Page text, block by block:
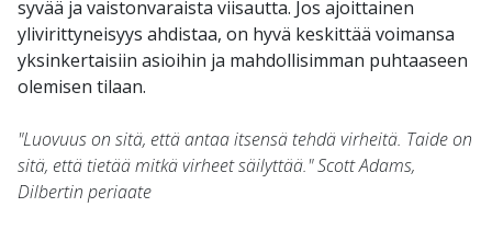
syvää ja vaistonvaraista viisautta. Jos ajoittainen
ylivirittyneisyys ahdistaa, on hyvä keskittää voimansa
yksinkertaisiin asioihin ja mahdollisimman puhtaaseen
olemisen tilaan.
"Luovuus on sitä, että antaa itsensä tehdä virheitä. Taide on
sitä, että tietää mitkä virheet säilyttää." Scott Adams,
Dilbertin periaate